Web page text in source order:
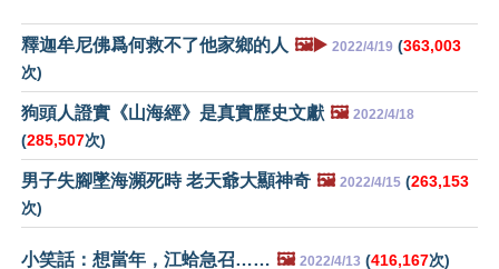
釋迦牟尼佛爲何救不了他家鄉的人 🖼️▶️ 2022/4/19 (363,003
次)
狗頭人證實《山海經》是真實歷史文獻 🖼️ 2022/4/18
(285,507次)
男子失腳墜海瀕死時 老天爺大顯神奇 🖼️ 2022/4/15 (263,153
次)
小笑話：想當年，江蛤急召…… 🖼️ 2022/4/13 (416,167次)